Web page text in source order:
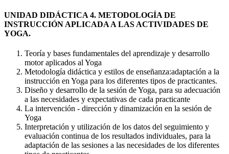
UNIDAD DIDÁCTICA 4. METODOLOGÍA DE
INSTRUCCIÓN APLICADA A LAS ACTIVIDADES DE
YOGA.
Teoría y bases fundamentales del aprendizaje y desarrollo
motor aplicados al Yoga
Metodología didáctica y estilos de enseñanza:adaptación a la
instrucción en Yoga para los diferentes tipos de practicantes.
Diseño y desarrollo de la sesión de Yoga, para su adecuación
a las necesidades y expectativas de cada practicante
La intervención - dirección y dinamización en la sesión de
Yoga
Interpretación y utilización de los datos del seguimiento y
evaluación continua de los resultados individuales, para la
adaptación de las sesiones a las necesidades de los diferentes